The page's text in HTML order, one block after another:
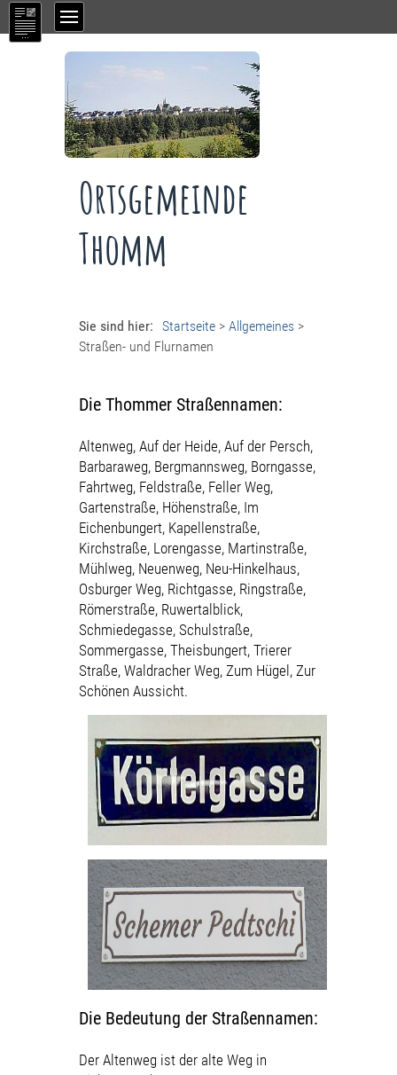
Ortsgemeinde
Thomm
Sie sind hier: Startseite > Allgemeines >
Straßen- und Flurnamen
Die Thommer Straßennamen:
Altenweg, Auf der Heide, Auf der Persch,
Barbaraweg, Bergmannsweg, Borngasse,
Fahrtweg, Feldstraße, Feller Weg,
Gartenstraße, Höhenstraße, Im
Eichenbungert, Kapellenstraße,
Kirchstraße, Lorengasse, Martinstraße,
Mühlweg, Neuenweg, Neu-Hinkelhaus,
Osburger Weg, Richtgasse, Ringstraße,
Römerstraße, Ruwertalblick,
Schmiedegasse, Schulstraße,
Sommergasse, Theisbungert, Trierer
Straße, Waldracher Weg, Zum Hügel, Zur
Schönen Aussicht.
Die Bedeutung der Straßennamen:
Der Altenweg ist der alte Weg in